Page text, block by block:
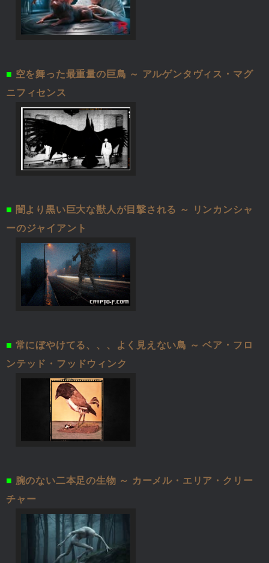
■ 空を舞った最重量の巨鳥 ～ アルゲンタヴィス・マグ
ニフィセンス
■ 闇より黒い巨大な獣人が目撃される ～ リンカンシャ
ーのジャイアント
■ 常にぼやけてる、、、よく見えない鳥 ～ ベア・フロ
ンテッド・フッドウィンク
■ 腕のない二本足の生物 ～ カーメル・エリア・クリー
チャー